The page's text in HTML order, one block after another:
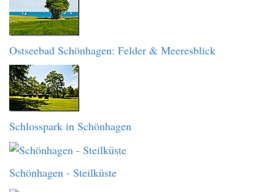
Ostseebad Schönhagen: Felder & Meeresblick
Schlosspark in Schönhagen
Schönhagen - Steilküste